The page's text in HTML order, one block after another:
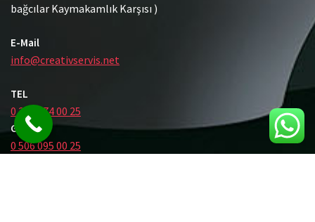
bağcılar Kaymakamlık Karşısı )
E-Mail
info@creativservis.net
TEL
0 212 474 00 25
GSM
0 506 095 00 25